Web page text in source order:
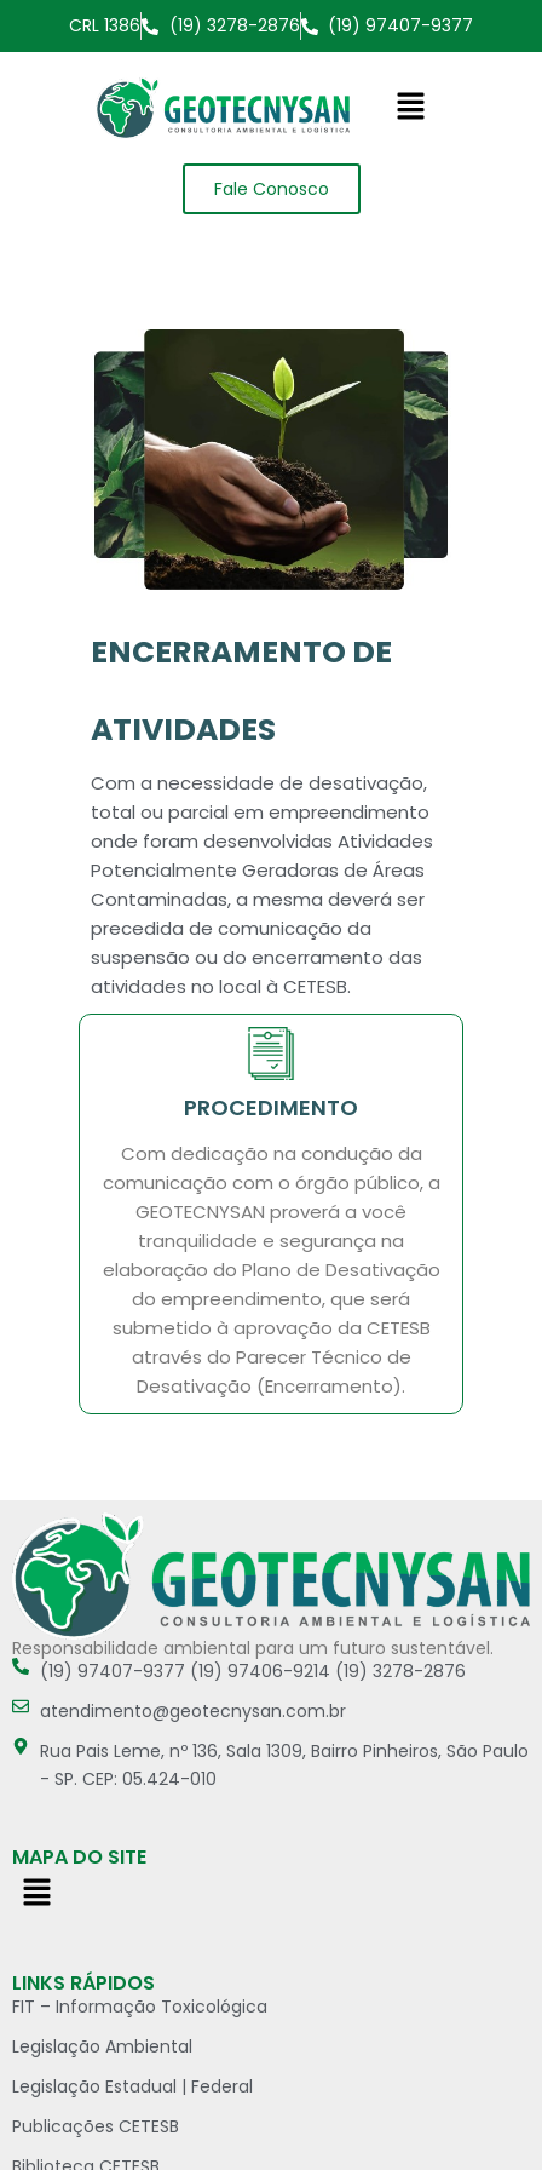
CRL 1386 (19) 3278-2876 (19) 97407-9377
Fale Conosco
ENCERRAMENTO DE
ATIVIDADES
Com a necessidade de desativação,
total ou parcial em empreendimento
onde foram desenvolvidas Atividades
Potencialmente Geradoras de Áreas
Contaminadas, a mesma deverá ser
precedida de comunicação da
suspensão ou do encerramento das
atividades no local à CETESB.
PROCEDIMENTO
Com dedicação na condução da
comunicação com o órgão público, a
GEOTECNYSAN proverá a você
tranquilidade e segurança na
elaboração do Plano de Desativação
do empreendimento, que será
submetido à aprovação da CETESB
através do Parecer Técnico de
Desativação (Encerramento).
Responsabilidade ambiental para um futuro sustentável.
(19) 97407-9377 (19) 97406-9214 (19) 3278-2876
atendimento@geotecnysan.com.br
Rua Pais Leme, nº 136, Sala 1309, Bairro Pinheiros, São Paulo
- SP. CEP: 05.424-010
MAPA DO SITE
LINKS RÁPIDOS
FIT – Informação Toxicológica
Legislação Ambiental
Legislação Estadual | Federal
Publicações CETESB